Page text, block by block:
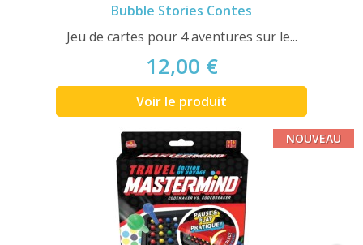
Bubble Stories Contes
Jeu de cartes pour 4 aventures sur le...
12,00 €
Voir le produit
NOUVEAU